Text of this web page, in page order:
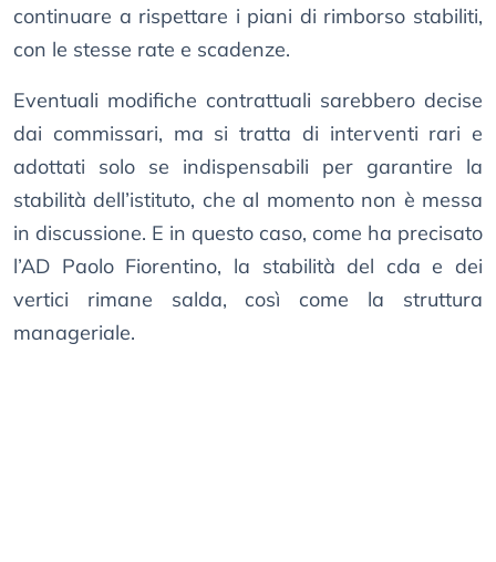
continuare a rispettare i piani di rimborso stabiliti,
con le stesse rate e scadenze.
Eventuali modifiche contrattuali sarebbero decise
dai commissari, ma si tratta di interventi rari e
adottati solo se indispensabili per garantire la
stabilità dell’istituto, che al momento non è messa
in discussione. E in questo caso, come ha precisato
l’AD Paolo Fiorentino, la stabilità del cda e dei
vertici rimane salda, così come la struttura
manageriale.